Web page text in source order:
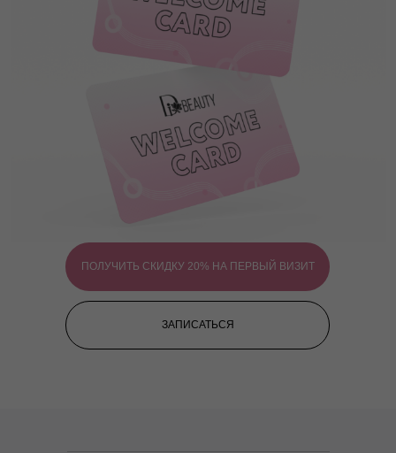
ЗАПИСАТЬСЯ
ПОЛУЧИТЬ СКИДКУ 20% НА ПЕРВЫЙ ВИЗИТ